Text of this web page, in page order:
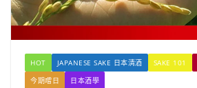
HOT JAPANESE SAKE 日本清酒 SAKE 101
今期嚐日
日本酒學